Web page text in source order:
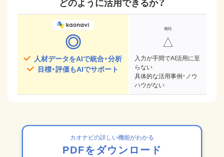
◎
人材データをAIで統合・分析
目標・評価もAIでサポート
△
入力が手間でAI活用に至
らない
具体的な活用事例・ノウ
ハウがない
カオナビの詳しい機能がわかる
PDFをダウンロード